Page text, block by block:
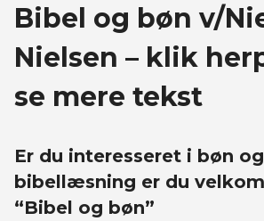
Bibel og bøn v/
Nielsen – klik
se mere tekst
Er du interesseret i bøn og
bibellæsning er du
“Bibel og bøn”